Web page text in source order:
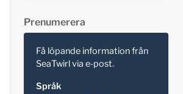
Prenumerera
Få löpande information från
SeaTwirl via e-post.
Språk